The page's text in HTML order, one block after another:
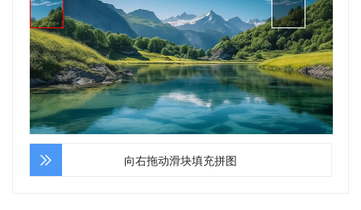
向右拖动滑块填充拼图